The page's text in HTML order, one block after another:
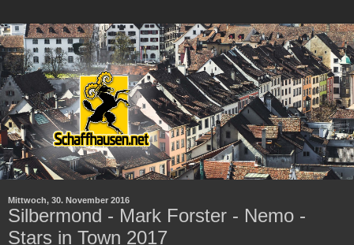
Mittwoch, 30. November 2016
Silbermond - Mark Forster - Nemo -
Stars in Town 2017